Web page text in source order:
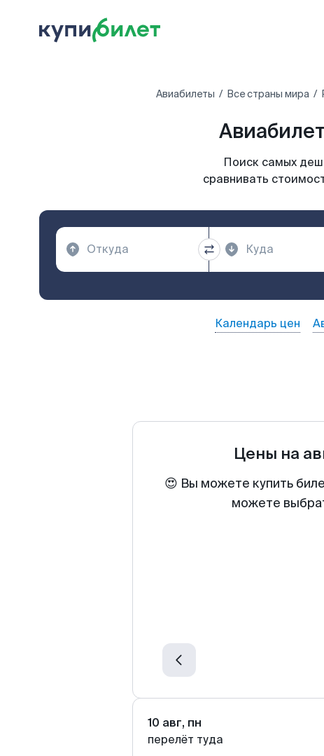
Авиабилеты Все страны мира
Поиск самых
сравнивать
Календарь цен
Цены на
😍 Вы можете купить
можете
10 авг, пн
перелёт туда